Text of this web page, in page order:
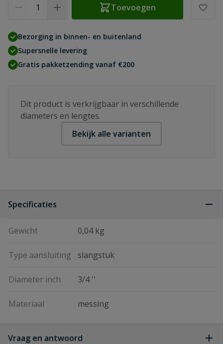
Toevoegen
Bezorging in binnen- en buitenland
Supersnelle levering
Gratis pakketzending vanaf €200
Dit product is verkrijgbaar in verschillende
diameters en lengtes.
Bekijk alle varianten
Specificaties
Gewicht 0,04 kg
Type aansluiting slangstuk
Diameter inch 3/4 ''
Materiaal messing
Vraag en antwoord